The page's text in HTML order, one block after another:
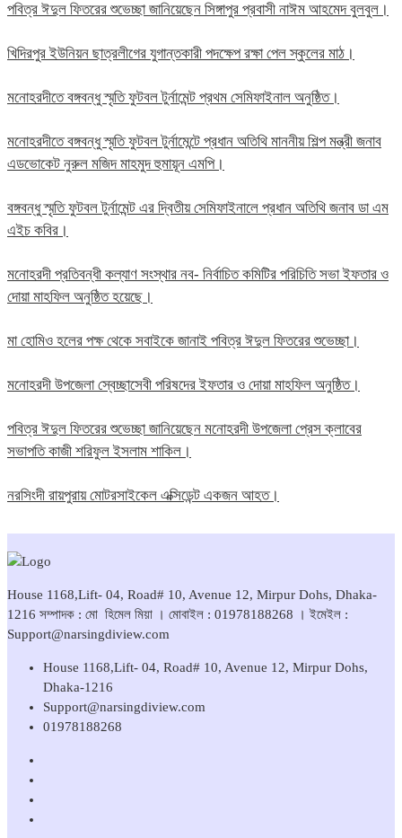
পবিত্র ঈদুল ফিতরের শুভেচ্ছা জানিয়েছেন সিঙ্গাপুর প্রবাসী নাঈম আহমেদ বুলবুল।
খিদিরপুর ইউনিয়ন ছাত্রলীগের যুগান্তকারী পদক্ষেপ রক্ষা পেল স্কুলের মাঠ।
মনোহরদীতে বঙ্গবন্ধু স্মৃতি ফুটবল টুর্নামেন্ট প্রথম সেমিফাইনাল অনুষ্ঠিত।
মনোহরদীতে বঙ্গবন্ধু স্মৃতি ফুটবল টুর্নামেন্টে প্রধান অতিথি মাননীয় শিল্প মন্ত্রী জনাব
এডভোকেট নুরুল মজিদ মাহমুদ হুমায়ূন এমপি।
বঙ্গবন্ধু স্মৃতি ফুটবল টুর্নামেন্ট এর দ্বিতীয় সেমিফাইনালে প্রধান অতিথি জনাব ডা এম
এইচ কবির।
মনোহরদী প্রতিবন্ধী কল্যাণ সংস্থার নব- নির্বাচিত কমিটির পরিচিতি সভা ইফতার ও
দোয়া মাহফিল অনুষ্ঠিত হয়েছে।
মা হোমিও হলের পক্ষ থেকে সবাইকে জানাই পবিত্র ঈদুল ফিতরের শুভেচ্ছা।
মনোহরদী উপজেলা স্বেচ্ছাসেবী পরিষদের ইফতার ও দোয়া মাহফিল অনুষ্ঠিত।
পবিত্র ঈদুল ফিতরের শুভেচ্ছা জানিয়েছেন মনোহরদী উপজেলা প্রেস ক্লাবের
সভাপতি কাজী শরিফুল ইসলাম শাকিল।
নরসিংদী রায়পুরায় মোটরসাইকেল এক্সিডেন্ট একজন আহত।
House 1168,Lift- 04, Road# 10, Avenue 12, Mirpur Dohs, Dhaka-
1216 সম্পাদক : মো হিমেল মিয়া । মোবাইল : 01978188268 । ইমেইল :
Support@narsingdiview.com
House 1168,Lift- 04, Road# 10, Avenue 12, Mirpur Dohs,
Dhaka-1216
Support@narsingdiview.com
01978188268